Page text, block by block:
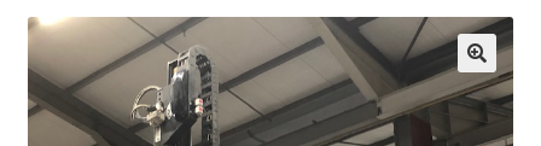
VENTES
PIÈCES DÉTACHÉES